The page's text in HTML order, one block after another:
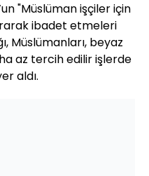
"Müslüman işçiler için
ibadet etmeleri
Müslümanları, beyaz
az tercih edilir işlerde
aldı.